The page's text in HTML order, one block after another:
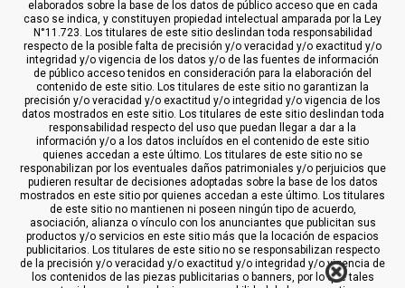
elaborados sobre la base de los datos de público acceso que en cada
caso se indica, y constituyen propiedad intelectual amparada por la Ley
N°11.723. Los titulares de este sitio deslindan toda responsabilidad
respecto de la posible falta de precisión y/o veracidad y/o exactitud y/o
integridad y/o vigencia de los datos y/o de las fuentes de información
de público acceso tenidos en consideración para la elaboración del
contenido de este sitio. Los titulares de este sitio no garantizan la
precisión y/o veracidad y/o exactitud y/o integridad y/o vigencia de los
datos mostrados en este sitio. Los titulares de este sitio deslindan toda
responsabilidad respecto del uso que puedan llegar a dar a la
información y/o a los datos incluídos en el contenido de este sitio
quienes accedan a este último. Los titulares de este sitio no se
responabilizan por los eventuales daños patrimoniales y/o perjuicios que
pudieren resultar de decisiones adoptadas sobre la base de los datos
mostrados en este sitio por quienes accedan a este último. Los titulares
de este sitio no mantienen ni poseen ningún tipo de acuerdo,
asociación, alianza o vínculo con los anunciantes que publicitan sus
productos y/o servicios en este sitio más que la locación de espacios
publicitarios. Los titulares de este sitio no se responsabilizan respecto
de la precisión y/o veracidad y/o exactitud y/o integridad y/o vigencia de
los contenidos de las piezas publicitarias o banners, por lo que tales